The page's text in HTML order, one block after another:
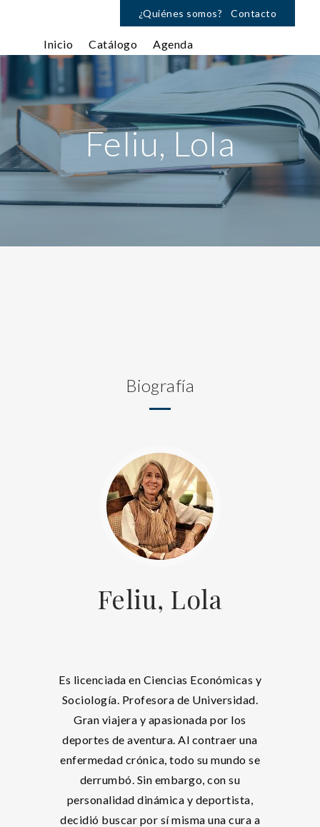
¿Quiénes somos? Contacto
Inicio Catálogo Agenda
Feliu, Lola
Biografía
Feliu, Lola
Es licenciada en Ciencias Económicas y
Sociología. Profesora de Universidad.
Gran viajera y apasionada por los
deportes de aventura. Al contraer una
enfermedad crónica, todo su mundo se
derrumbó. Sin embargo, con su
personalidad dinámica y deportista,
decidió buscar por sí misma una cura a